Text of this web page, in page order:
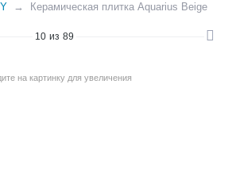
Керамическая плитка Aquarius Beige
10 из 89
на картинку для увеличения